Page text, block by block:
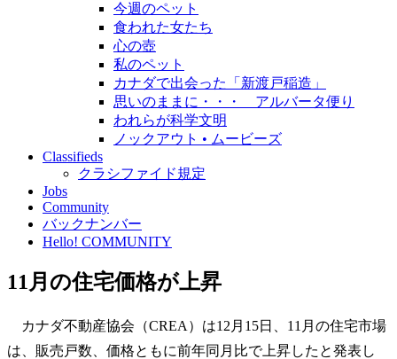
今週のペット
食われた女たち
心の壺
私のペット
カナダで出会った「新渡戸稲造」
思いのままに・・・ アルバータ便り
われらが科学文明
ノックアウト • ムービーズ
Classifieds
クラシファイド規定
Jobs
Community
バックナンバー
Hello! COMMUNITY
11月の住宅価格が上昇
カナダ不動産協会（CREA）は12月15日、11月の住宅市場
は、販売戸数、価格ともに前年同月比で上昇したと発表し